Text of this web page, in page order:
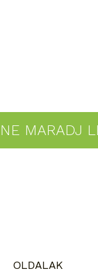
NE MARADJ
OLDALAK